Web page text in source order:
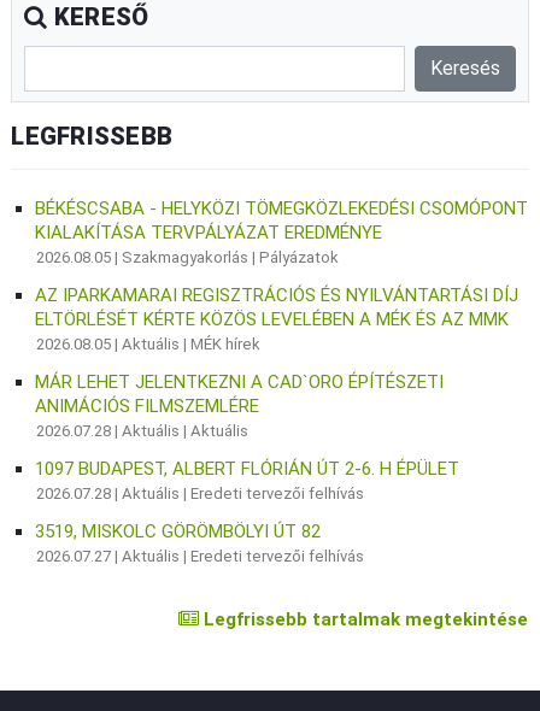
KERESŐ
LEGFRISSEBB
BÉKÉSCSABA - HELYKÖZI TÖMEGKÖZLEKEDÉSI CSOMÓPONT
KIALAKÍTÁSA TERVPÁLYÁZAT EREDMÉNYE
2026.08.05 | Szakmagyakorlás |Pályázatok
AZ IPARKAMARAI REGISZTRÁCIÓS ÉS NYILVÁNTARTÁSI DÍJ
ELTÖRLÉSÉT KÉRTE KÖZÖS LEVELÉBEN A MÉK ÉS AZ MMK
2026.08.05 |Aktuális |MÉK hírek
MÁR LEHET JELENTKEZNI A CAD`ORO ÉPÍTÉSZETI
ANIMÁCIÓS FILMSZEMLÉRE
2026.07.28 |Aktuális |Aktuális
1097 BUDAPEST, ALBERT FLÓRIÁN ÚT 2-6. H ÉPÜLET
2026.07.28 |Aktuális |Eredeti tervezői felhívás
3519, MISKOLC GÖRÖMBÖLYI ÚT 82
2026.07.27 |Aktuális |Eredeti tervezői felhívás
Legfrissebb tartalmak megtekintése